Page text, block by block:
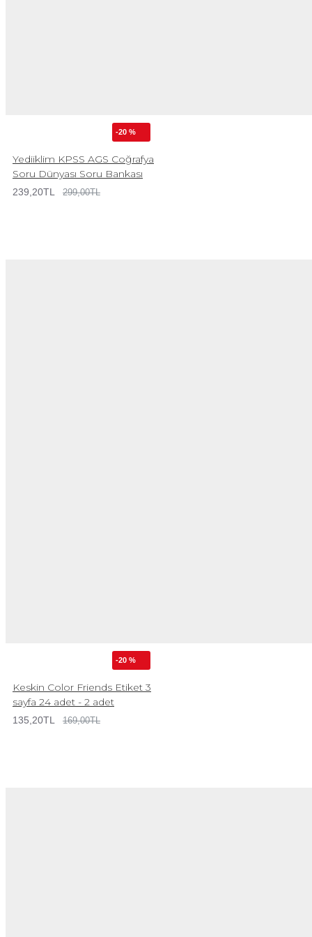
-20 %
Yediiklim KPSS AGS Coğrafya
Soru Dünyası Soru Bankası
239,20TL 299,00TL
-20 %
Keskin Color Friends Etiket 3
sayfa 24 adet - 2 adet
135,20TL 169,00TL